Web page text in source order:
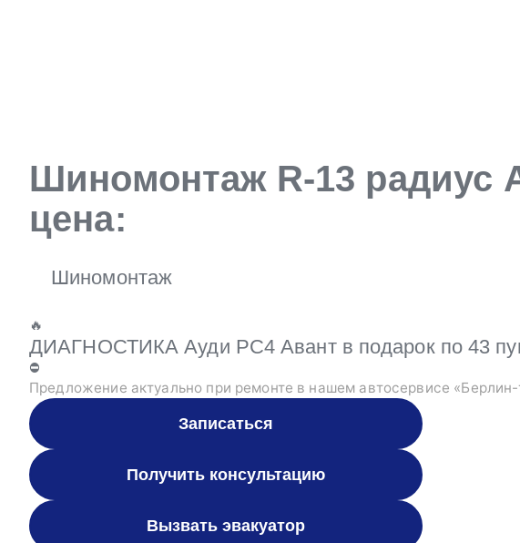
Шиномонтаж R-13 радиус
цена:
Шиномонтаж
🔥
ДИАГНОСТИКА Ауди РС4 Авант в подарок по 43
⛔
Предложение актуально при ремонте в нашем автосервисе
Записаться
Получить консультацию
Вызвать эвакуатор